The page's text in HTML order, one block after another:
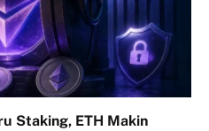
Staking, ETH Makin